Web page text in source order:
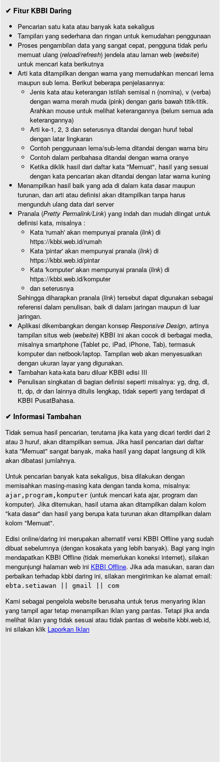
✔ Fitur KBBI Daring
Pencarian satu kata atau banyak kata sekaligus
Tampilan yang sederhana dan ringan untuk kemudahan penggunaan
Proses pengambilan data yang sangat cepat, pengguna tidak perlu
memuat ulang (reload/refresh) jendela atau laman web (website)
untuk mencari kata berikutnya
Arti kata ditampilkan dengan warna yang memudahkan mencari lema
maupun sub lema. Berikut beberapa penjelasannya:
Jenis kata atau keterangan istilah semisal n (nomina), v (verba)
dengan warna merah muda (pink) dengan garis bawah titik-titik.
Arahkan mouse untuk melihat keterangannya (belum semua ada
keterangannya)
Arti ke-1, 2, 3 dan seterusnya ditandai dengan huruf tebal
dengan latar lingkaran
Contoh penggunaan lema/sub-lema ditandai dengan warna biru
Contoh dalam peribahasa ditandai dengan warna oranye
Ketika diklik hasil dari daftar kata "Memuat", hasil yang sesuai
dengan kata pencarian akan ditandai dengan latar warna kuning
Menampilkan hasil baik yang ada di dalam kata dasar maupun
turunan, dan arti atau definisi akan ditampilkan tanpa harus
mengunduh ulang data dari server
Pranala (Pretty Permalink/Link) yang indah dan mudah diingat untuk
definisi kata, misalnya :
Kata 'rumah' akan mempunyai pranala (link) di
https://kbbi.web.id/rumah
Kata 'pintar' akan mempunyai pranala (link) di
https://kbbi.web.id/pintar
Kata 'komputer' akan mempunyai pranala (link) di
https://kbbi.web.id/komputer
dan seterusnya
Sehingga diharapkan pranala (link) tersebut dapat digunakan sebagai
referensi dalam penulisan, baik di dalam jaringan maupun di luar
jaringan.
Aplikasi dikembangkan dengan konsep Responsive Design, artinya
tampilan situs web (website) KBBI ini akan cocok di berbagai media,
misalnya smartphone (Tablet pc, iPad, iPhone, Tab), termasuk
komputer dan netbook/laptop. Tampilan web akan menyesuaikan
dengan ukuran layar yang digunakan.
Tambahan kata-kata baru diluar KBBI edisi III
Penulisan singkatan di bagian definisi seperti misalnya: yg, dng, dl,
tt, dp, dr dan lainnya ditulis lengkap, tidak seperti yang terdapat di
KBBI PusatBahasa.
✔ Informasi Tambahan
Tidak semua hasil pencarian, terutama jika kata yang dicari terdiri dari 2
atau 3 huruf, akan ditampilkan semua. Jika hasil pencarian dari daftar
kata "Memuat" sangat banyak, maka hasil yang dapat langsung di klik
akan dibatasi jumlahnya.
Untuk pencarian banyak kata sekaligus, bisa dilakukan dengan
memisahkan masing-masing kata dengan tanda koma, misalnya:
ajar,program,komputer (untuk mencari kata ajar, program dan
komputer). Jika ditemukan, hasil utama akan ditampilkan dalam kolom
"kata dasar" dan hasil yang berupa kata turunan akan ditampilkan dalam
kolom "Memuat".
Edisi online/daring ini merupakan alternatif versi KBBI Offline yang sudah
dibuat sebelumnya (dengan kosakata yang lebih banyak). Bagi yang ingin
mendapatkan KBBI Offline (tidak memerlukan koneksi internet), silakan
mengunjungi halaman web ini KBBI Offline. Jika ada masukan, saran dan
perbaikan terhadap kbbi daring ini, silakan mengirimkan ke alamat email:
ebta.setiawan || gmail || com
Kami sebagai pengelola website berusaha untuk terus menyaring iklan
yang tampil agar tetap menampilkan iklan yang pantas. Tetapi jika anda
melihat iklan yang tidak sesuai atau tidak pantas di website kbbi.web.id,
ini silakan klik Laporkan Iklan